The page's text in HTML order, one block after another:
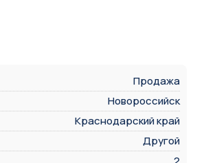
Продажа
Новороссийск
Краснодарский край
Другой